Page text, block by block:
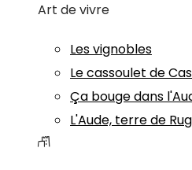
Art de vivre
Les vignobles
Le cassoulet de
Ça bouge dans
L'Aude, terre de